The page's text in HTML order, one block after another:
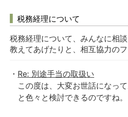
税務経理について
税務経理について、みんなに相
教えてあげたりと、相互協力のフ
Re: 別途手当の取扱い
この度は、大変お世話になっ
と色々と検討できるのですね